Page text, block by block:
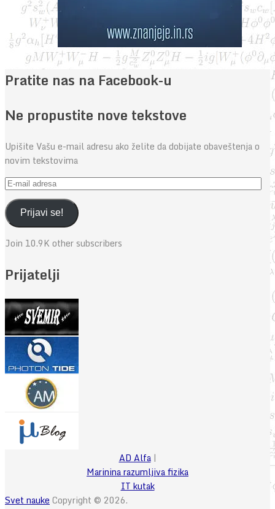
Pratite nas na Facebook-u
Ne propustite nove tekstove
Upišite Vašu e-mail adresu ako želite da dobijate obaveštenja o
novim tekstovima
E-
mail
adresaPrijavi se!
Join 10.9K other subscribers
Prijatelji
AD Alfa|
Marinina razumljiva fizika
IT kutak
Svet nauke Copyright © 2026.